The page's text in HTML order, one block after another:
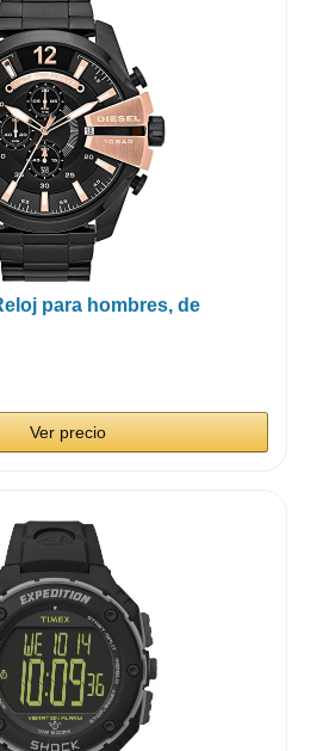
para hombres, de
Ver precio